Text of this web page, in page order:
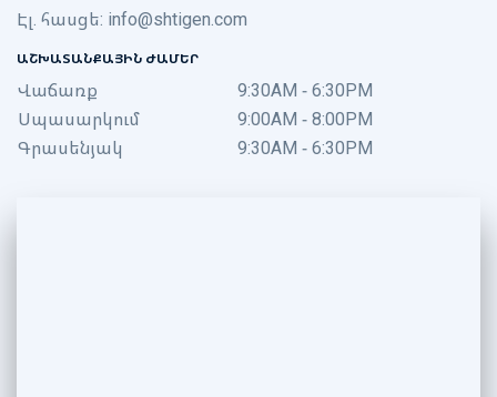
Էլ. հասցե: info@shtigen.com
ԱՇԽԱՏԱՆՔԱՅԻՆ ԺԱՄԵՐ
Վաճառք
9:30AM - 6:30PM
Սպասարկում
9:00AM - 8:00PM
Գրասենյակ
9:30AM - 6:30PM